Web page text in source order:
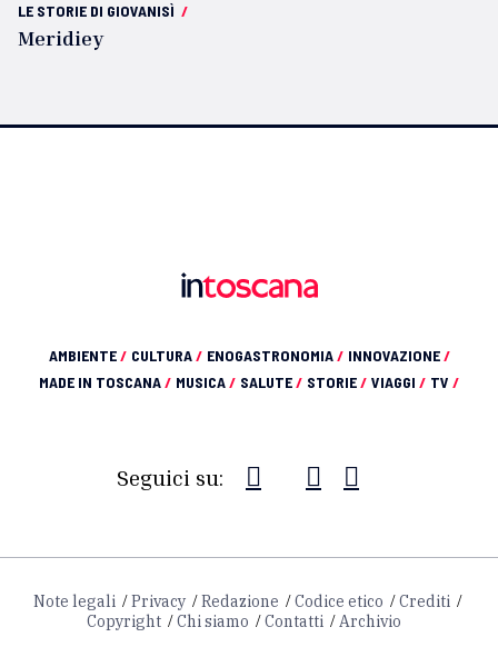
LE STORIE DI GIOVANISÌ /
Meridiey
AMBIENTE/ CULTURA/ ENOGASTRONOMIA/ INNOVAZIONE/
MADE IN TOSCANA/ MUSICA/ SALUTE/ STORIE/ VIAGGI / TV /
Seguici su:
Note legali Privacy Redazione Codice etico
Crediti
Copyright
Chi siamo Contatti Archivio